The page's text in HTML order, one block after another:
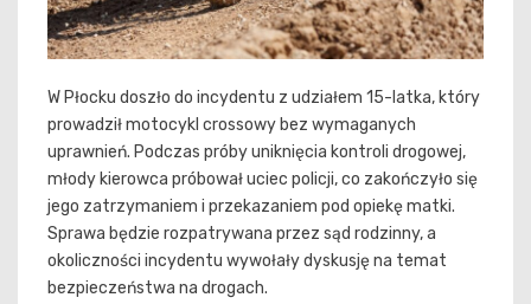
W Płocku doszło do incydentu z udziałem 15-latka, który
prowadził motocykl crossowy bez wymaganych
uprawnień. Podczas próby uniknięcia kontroli drogowej,
młody kierowca próbował uciec policji, co zakończyło się
jego zatrzymaniem i przekazaniem pod opiekę matki.
Sprawa będzie rozpatrywana przez sąd rodzinny, a
okoliczności incydentu wywołały dyskusję na temat
bezpieczeństwa na drogach.